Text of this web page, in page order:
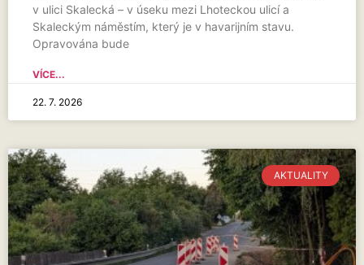
v ulici Skalecká – v úseku mezi Lhoteckou ulicí a
Skaleckým náměstím, který je v havarijním stavu.
Opravována bude
VÍCE...
22. 7. 2026
AKTUALITY